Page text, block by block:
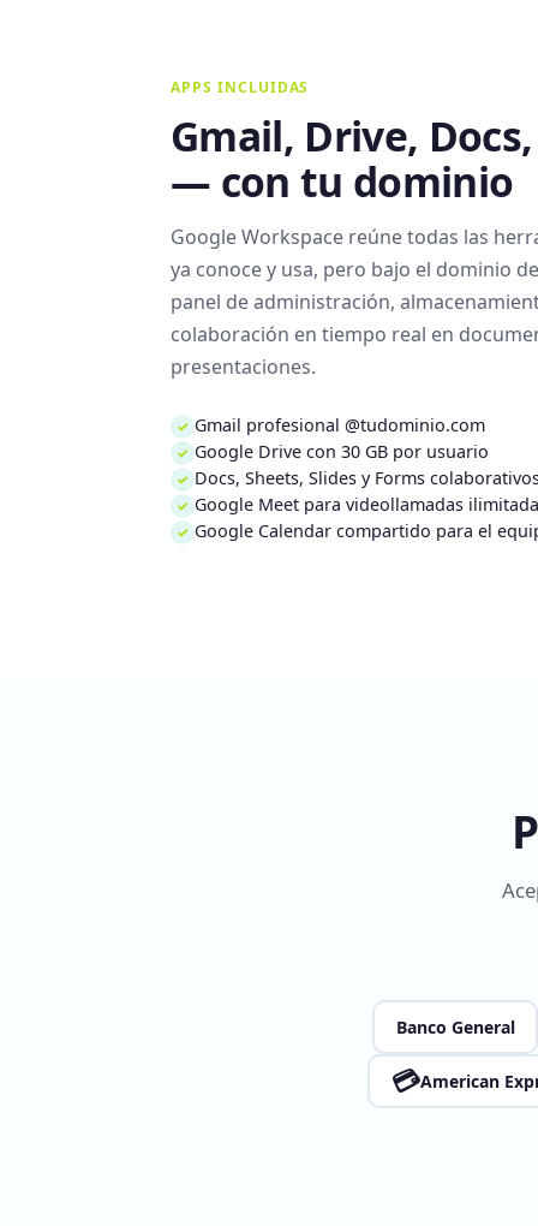
APPS INCLUIDAS
Gmail, Drive,
— con tu dominio
Google Workspace reúne todas las
ya conoce y usa, pero bajo el dominio
panel de administración,
colaboración en tiempo real en
presentaciones.
✓ Gmail profesional @tudominio.com
✓ Google Drive con 30 GB por usuario
✓ Docs, Sheets, Slides y Forms
✓ Google Meet para videollamadas
✓ Google Calendar compartido para el
Banco General
💳American